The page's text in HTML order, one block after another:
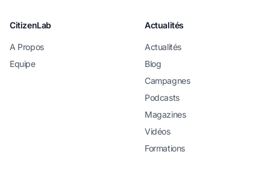
CitizenLab
A Propos
Equipe
Actualités
Actualités
Blog
Campagnes
Podcasts
Magazines
Vidéos
Formations